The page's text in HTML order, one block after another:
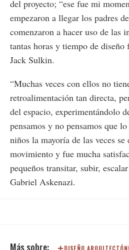
del proyecto; “ese fue mi
empezaron a llegar los padres
comenzaron a hacer uso de las
tantas horas y tiempo de
Jack Sulkin.
“Muchas veces con ellos no
retroalimentación tan directa,
del espacio, experimentándolo
pensamos y no pensamos que
niños la mayoría de las veces se
movimiento y fue mucha
pequeños transitar, subir,
Gabriel Askenazi.
DISEÑO